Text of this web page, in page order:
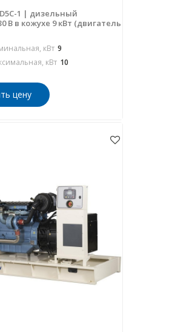
1 | дизельный
В в кожухе 9 кВт (двигатель
кВт 9
кВт 10
цену